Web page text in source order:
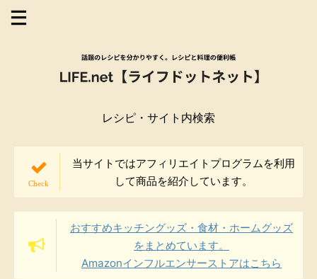
レシピ・サイト内検索
当サイトではアフィリエイトプログラムを利用
して商品を紹介しています。
おすすめキッチングッズ・食材・ホームグッズ
をまとめています。
Amazonインフルエンサーストアはこちら